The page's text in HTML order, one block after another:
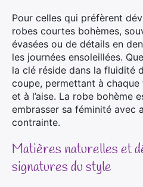
Pour celles qui préfèrent
robes courtes bohèmes,
évasées ou de détails en
les journées ensoleillées.
la clé réside dans la fluidité
coupe, permettant à
et à l’aise. La robe bohème
embrasser sa féminité avec
contrainte.
Matières naturelles et
signatures du style